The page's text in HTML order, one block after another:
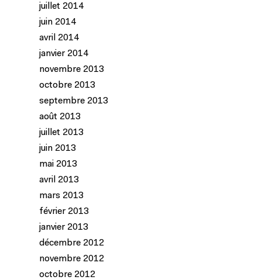
juillet 2014
juin 2014
avril 2014
janvier 2014
novembre 2013
octobre 2013
septembre 2013
août 2013
juillet 2013
juin 2013
mai 2013
avril 2013
mars 2013
février 2013
janvier 2013
décembre 2012
novembre 2012
octobre 2012